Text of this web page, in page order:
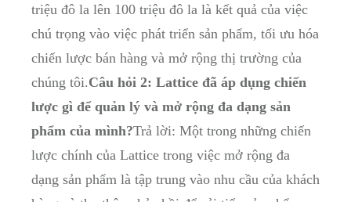
triệu đô la⁤ lên⁤ 100⁤ triệu đô ‍la là ⁢kết quả của việc
chú ​trọng vào ​việc phát⁣ triển sản phẩm, tối ưu ⁤hóa
chiến lược ⁣bán hàng và mở rộng thị trường của​
chúng tôi.Câu hỏi 2: ⁣Lattice ‌đã áp dụng chiến
lược gì⁤ để quản lý và⁤ mở rộng ‍đa ​dạng‍ sản
phẩm của mình?Trả ​lời:‍ Một ⁤trong⁤ những chiến
lược chính ​của Lattice trong việc ⁢mở rộng đa
dạng⁤ sản phẩm là tập trung vào nhu cầu của khách